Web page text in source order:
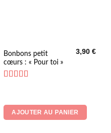
Bonbons petit
cœurs : « Pour toi »
3,90€
AJOUTER AU PANIER